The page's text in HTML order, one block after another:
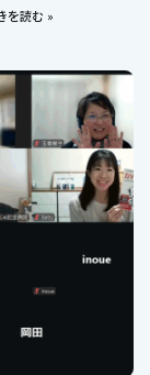
を読む »